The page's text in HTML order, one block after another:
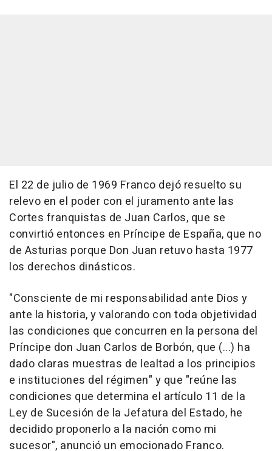
El 22 de julio de 1969 Franco dejó resuelto su
relevo en el poder con el juramento ante las
Cortes franquistas de Juan Carlos, que se
convirtió entonces en Príncipe de España, que no
de Asturias porque Don Juan retuvo hasta 1977
los derechos dinásticos.
"Consciente de mi responsabilidad ante Dios y
ante la historia, y valorando con toda objetividad
las condiciones que concurren en la persona del
Príncipe don Juan Carlos de Borbón, que (...) ha
dado claras muestras de lealtad a los principios
e instituciones del régimen" y que "reúne las
condiciones que determina el artículo 11 de la
Ley de Sucesión de la Jefatura del Estado, he
decidido proponerlo a la nación como mi
sucesor", anunció un emocionado Franco.